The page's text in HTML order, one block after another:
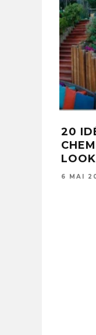
20
6 MAI